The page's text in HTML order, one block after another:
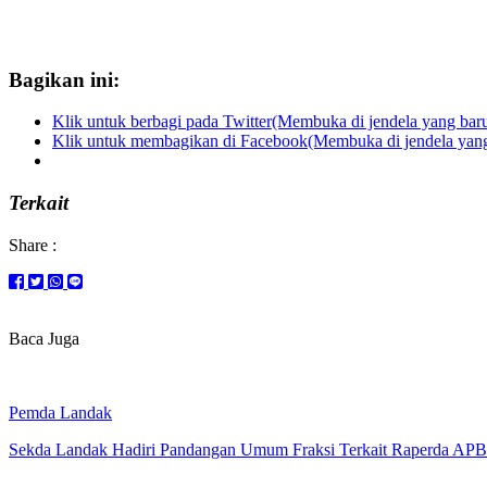
Bagikan ini:
Klik untuk berbagi pada Twitter(Membuka di jendela yang
Klik untuk membagikan di Facebook(Membuka di jendela
Terkait
Share :
Baca Juga
Pemda Landak
Sekda Landak Hadiri Pandangan Umum Fraksi Terkait Raperda